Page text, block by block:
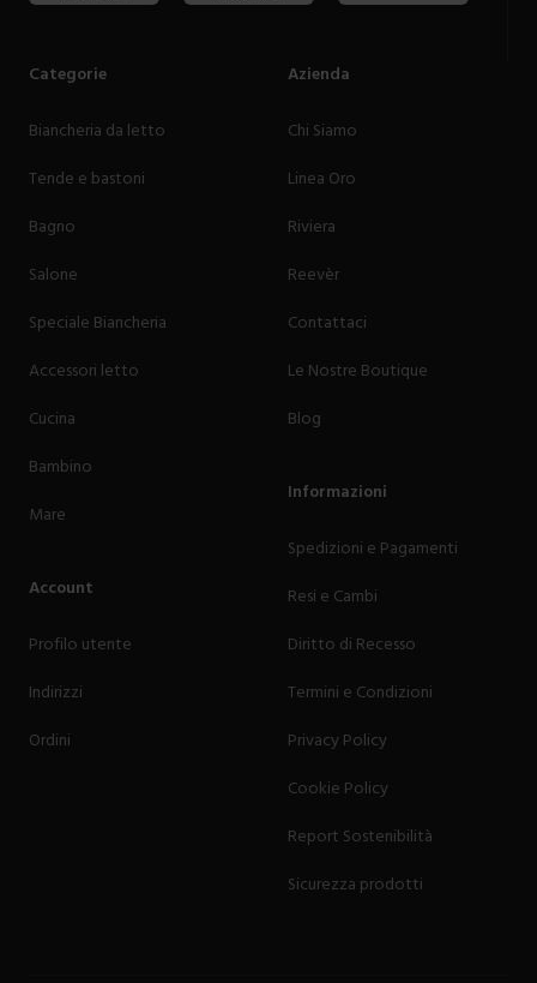
Categorie
Biancheria da letto
Tende e bastoni
Bagno
Salone
Speciale Biancheria
Accessori letto
Cucina
Bambino
Mare
Account
Profilo utente
Indirizzi
Ordini
Azienda
Chi Siamo
Linea Oro
Riviera
Reevèr
Contattaci
Le Nostre Boutique
Blog
Informazioni
Spedizioni e Pagamenti
Resi e Cambi
Diritto di Recesso
Termini e Condizioni
Privacy Policy
Cookie Policy
Report Sostenibilità
Sicurezza prodotti